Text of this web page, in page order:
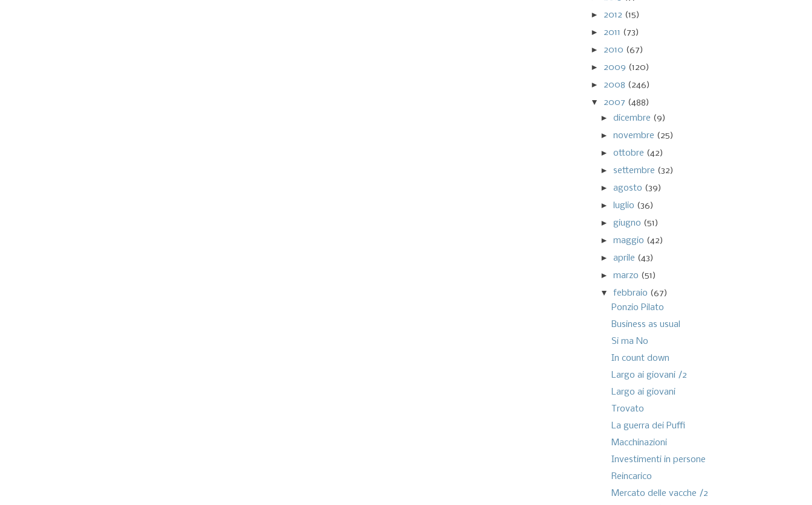
► 2012 (15)
► 2011 (73)
► 2010 (67)
► 2009 (120)
► 2008 (246)
▼ 2007 (488)
►dicembre (9)
►novembre (25)
►ottobre (42)
► settembre (32)
►agosto (39)
►luglio (36)
►giugno (51)
►maggio (42)
►aprile (43)
►marzo (51)
▼febbraio (67)
Ponzio Pilato
Business as usual
Si ma No
In count down
Largo ai giovani /2
Largo ai giovani
Trovato
La guerra dei Puffi
Macchinazioni
Investimenti in persone
Reincarico
Mercato delle vacche /2